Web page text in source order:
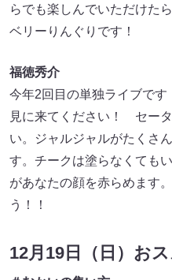
らでも楽しんでいただけた
ベリーりんぐりです！
福徳秀介
今年2回目の単独ライブで
見に来てください！ セー
い。ジャルジャルがたくさ
す。チークは塗らなくても
があなたの顔を赤らめます
う！！
12月19日（日）お